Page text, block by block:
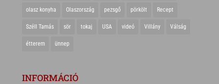
olasz konyha Olaszország pezsgő pörkölt Recept
Széll Tamás sör tokaj USA videó Villány Válság
étterem ünnep
INFORMÁCIÓ